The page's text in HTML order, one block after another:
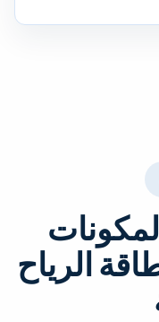
الرياح